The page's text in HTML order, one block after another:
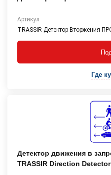
Артикул
TRASSIR Детектор Вторжения
Где
Детектор движения в
TRASSIR Direction Detector